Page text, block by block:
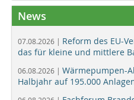
News
07.08.2026 | Reform des EU-
das für kleine und mittlere
06.08.2026 | Wärmepumpen-
Halbjahr auf 195.000